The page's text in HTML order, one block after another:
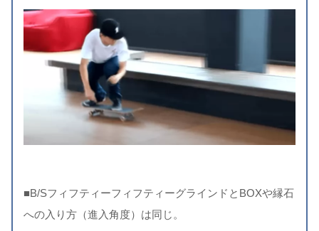
■B/SフィフティーフィフティーグラインドとBOXや縁石
への入り方（進入角度）は同じ。